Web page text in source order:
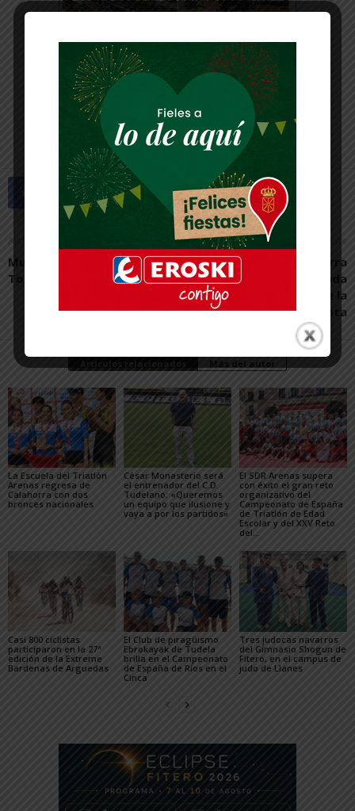
Artículo anterior
Multitudinario Día del
Tomate en Cadreita
Artículo siguiente
El Ribera Navarra FS cierra
la pretemporada
remontando sobre la
bocina a Xota
La Escuela del Triatlón
Arenas regresa de
Calahorra con dos
bronces nacionales
César Monasterio será
el entrenador del C.D.
Tudelano: «Queremos
un equipo que ilusione y
vaya a por los partidos»
El SDR Arenas supera
con éxito el gran reto
organizativo del
Campeonato de España
de Triatlón de Edad
Escolar y del XXV Reto
del...
Casi 800 ciclistas
participaron en la 27ª
edición de la Extreme
Bardenas de Arguedas
El Club de piragüismo
Ebrokayak de Tudela
brilla en el Campeonato
de España de Ríos en el
Cinca
Tres judocas navarros
del Gimnasio Shogun de
Fitero, en el campus de
judo de Llanes